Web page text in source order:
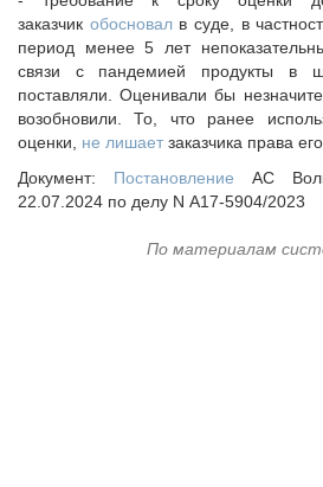
заказчик обосновалв суде, в
период менее 5 лет
связи с пандемией продукты в
поставляли. Оценивали бы
возобновили. То, что ранее
оценки, не лишает заказчика права
Документ: Постановление АС
22.07.2024 по делу N А17-5904/2023
По материалам